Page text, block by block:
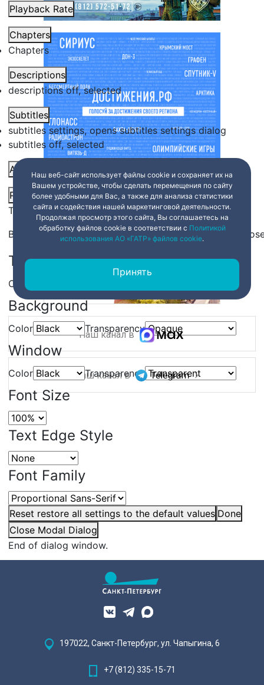
Playback Rate
Chapters
Chapters
Descriptions
descriptions off, selected
Subtitles
subtitles settings, opens subtitles settings dialog
subtitles off, selected
Audio Track
Picture-in-Picture Fullscreen Share
This is a modal window.
Beginning of dialog window. Escape will cancel and
Text
Color
Background
Color Transparency
Window
Color Transparency
Font Size
Text Edge Style
Font Family
Reset restore all settings to the default values Done
Close Modal Dialog
End of dialog window.
Наш канал в
Наш канал в
Наш веб-сайт использует файлы cookie и сохраняет их на
Вашем устройстве, чтобы сделать перемещения по сайту
более удобными для Вас, а также для анализа статистики
сайта и содействия нашей маркетинговой деятельности.
Продолжая просмотр этого сайта, Вы соглашаетесь на
обработку файлов cookie в соответствии с Политикой
использования АО «ГАТР» файлов cookie.
Принять
197022, Санкт-Петербург, ул. Чапыгина, 6
+7 (812) 335-15-71